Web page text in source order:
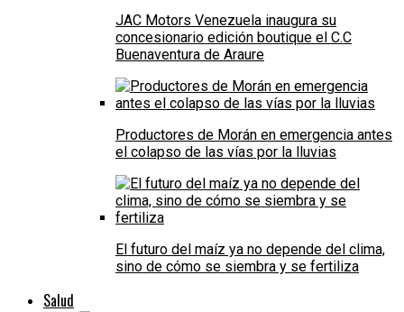
JAC Motors Venezuela inaugura su
concesionario edición boutique el C.C
Buenaventura de Araure
Productores de Morán en emergencia antes
el colapso de las vías por la lluvias
El futuro del maíz ya no depende del clima,
sino de cómo se siembra y se fertiliza
Salud